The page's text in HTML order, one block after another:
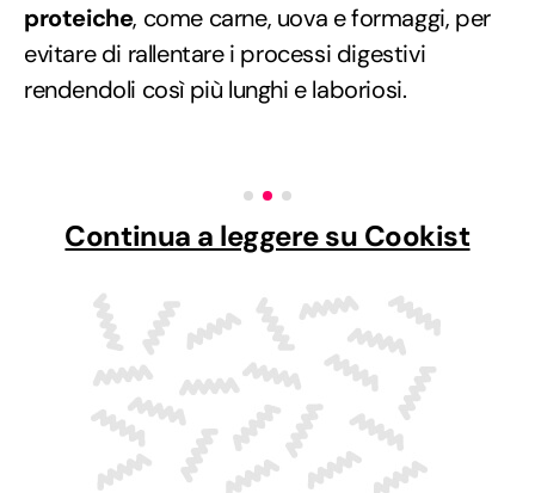
proteiche, come carne, uova e formaggi, per
evitare di rallentare i processi digestivi
rendendoli così più lunghi e laboriosi.
Continua a leggere su Cookist